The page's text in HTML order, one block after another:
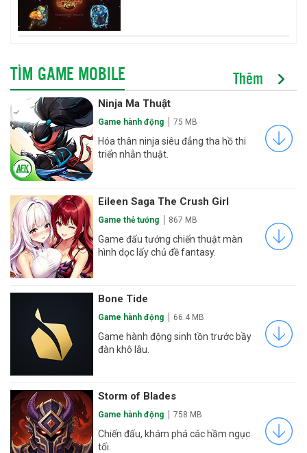
TÌM GAME MOBILE Thêm
Ninja Ma Thuật
Game hành động 75 MB
Hóa thân ninja siêu đẳng tha hồ thi
triển nhẫn thuật.
Eileen Saga The Crush Girl
Game thẻ tướng 867 MB
Game đấu tướng chiến thuật màn
hình dọc lấy chủ đề fantasy.
Bone Tide
Game hành động 66.4 MB
Game hành động sinh tồn trước bầy
đàn khô lâu.
Storm of Blades
Game hành động 758 MB
Chiến đấu, khám phá các hầm ngục
tối.